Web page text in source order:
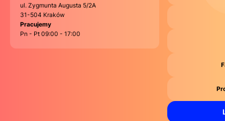
ul. Zygmunta Augusta 5/2A
31-504 Kraków
Pracujemy
Pn - Pt 09:00 - 17:00